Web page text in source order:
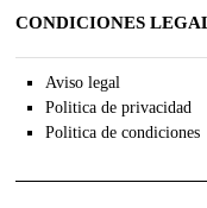
CONDICIONES
Aviso legal
Politica de privacidad
Politica de condiciones